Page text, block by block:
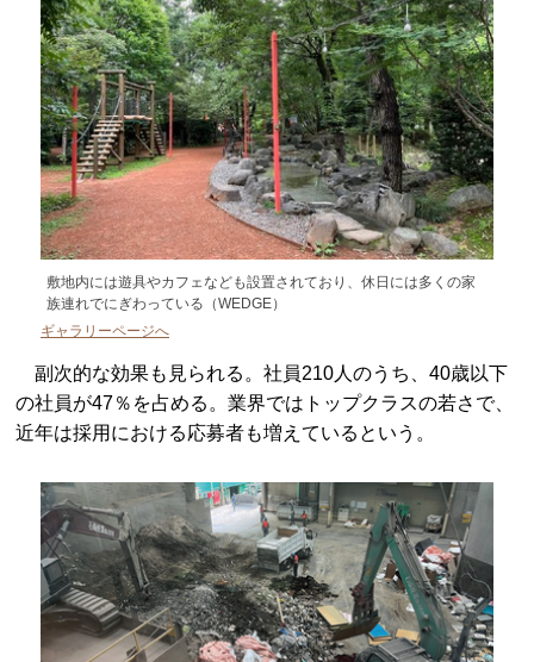
敷地内には遊具やカフェなども設置されており、休日には多くの家
族連れでにぎわっている（WEDGE）
ギャラリーページへ
副次的な効果も見られる。社員210人のうち、40歳以下
の社員が47％を占める。業界ではトップクラスの若さで、
近年は採用における応募者も増えているという。